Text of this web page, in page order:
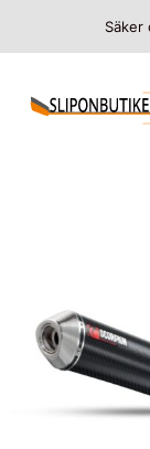
Säker
HONDA/
1989